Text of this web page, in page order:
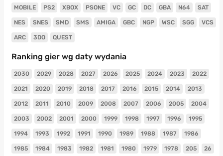
MOBILE PS2 XBOX PSONE VC GC DC GBA N64 SAT
NES SNES SMD SMS AMIGA GBC NGP WSC SGG VCS
ARC 3DO QUEST
Ranking gier wg daty wydania
2030 2029 2028 2027 2026 2025 2024 2023 2022
2021 2020 2019 2018 2017 2016 2015 2014 2013
2012 2011 2010 2009 2008 2007 2006 2005 2004
2003 2002 2001 2000 1999 1998 1997 1996 1995
1994 1993 1992 1991 1990 1989 1988 1987 1986
1985 1984 1983 1982 1981 1980 1979 1978 205 26